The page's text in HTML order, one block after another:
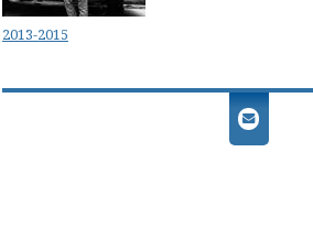
2013-2015